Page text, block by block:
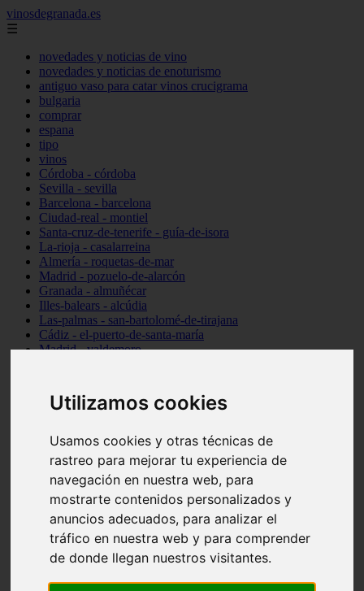
Utilizamos cookies
Usamos cookies y otras técnicas de
rastreo para mejorar tu experiencia de
navegación en nuestra web, para
mostrarte contenidos personalizados y
anuncios adecuados, para analizar el
tráfico en nuestra web y para comprender
de donde llegan nuestros visitantes.
vinosdegranada.es
☰
novedades y noticias de vino
novedades y noticias de enoturismo
antiguo vaso para catar vinos crucigrama
bulgaria
comprar
espana
tipo
vinos
Córdoba - córdoba
Sevilla - sevilla
Barcelona - barcelona
Ciudad-real - montiel
Santa-cruz-de-tenerife - guía-de-isora
La-rioja - casalarreina
Almería - roquetas-de-mar
Madrid - pozuelo-de-alarcón
Granada - almuñécar
Illes-balears - alcúdia
Las-palmas - san-bartolomé-de-tirajana
Cádiz - el-puerto-de-santa-maría
Madrid - valdemoro
Cantabria - suances
Sevilla - bormujos
Málaga - júzcar
Huesca - alquézar
Huesca - castejón-de-sos
Lleida - alt-àneu
Córdoba - almedinilla
Navarra - zangoza
Cantabria - arenas-de-iguña
Barcelona - la-pobla-de-lillet
Murcia - cartagena